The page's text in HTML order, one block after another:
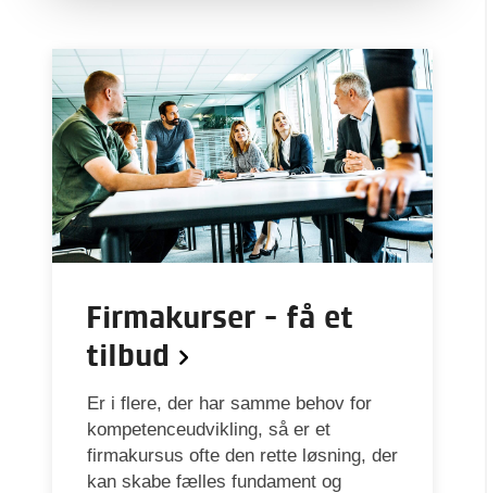
Firmakurser - få et
tilbud
Er i flere, der har samme behov for
kompetenceudvikling, så er et
firmakursus ofte den rette løsning, der
kan skabe fælles fundament og